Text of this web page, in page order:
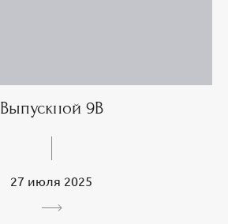
Выпускной 9В
27 июля 2025